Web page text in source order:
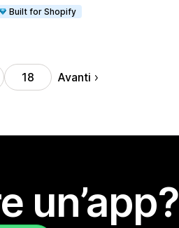
Built for Shopify
18 Avanti
un’app?